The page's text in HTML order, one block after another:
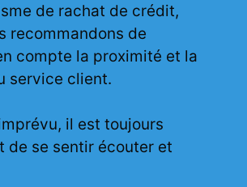
de rachat de crédit,
recommandons de
compte la proximité et la
service client.
il est toujours
de se sentir écouter et